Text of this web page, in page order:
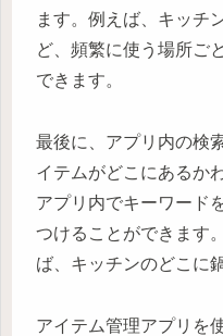
ます。例えば、キッチ
ど、頻繁に使う場所ご
できます。
最後に、アプリ内の検
イテムがどこにあるか
アプリ内でキーワード
つけることができます
ば、キッチンのどこに
アイテム管理アプリを